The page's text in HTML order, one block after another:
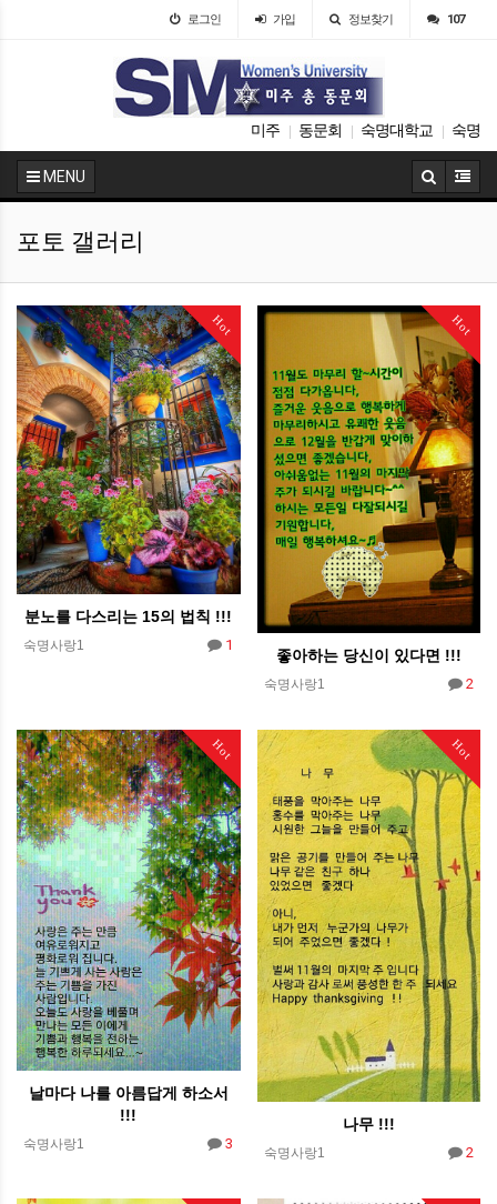
로그인 가입 정보찾기 107
미주 동문회 숙명대학교 숙명
MENU
포토 갤러리
Hot
분노를 다스리는 15의 법칙 !!!
숙명사랑1 1
Hot
좋아하는 당신이 있다면 !!!
숙명사랑1 2
Hot
날마다 나를 아름답게 하소서
!!!
숙명사랑1 3
Hot
나무 !!!
숙명사랑1 2